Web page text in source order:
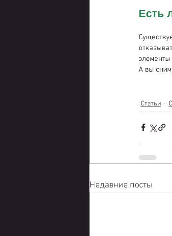
Есть
элементы
А вы
Статьи
Недавние посты